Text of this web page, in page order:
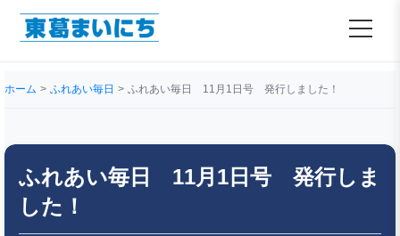
ホーム ふれあい毎日 ふれあい毎日 11月1日号 発行しました！
ふれあい毎日 11月1日号 発行しま
した！